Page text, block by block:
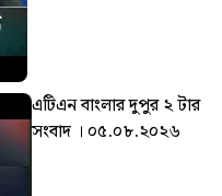
এটিএন বাংলার দুপুর ২ টার
সংবাদ । ০৫.০৮.২০২৬